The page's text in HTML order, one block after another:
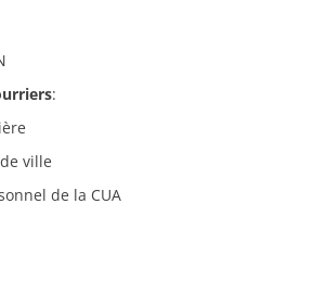
:
ville
de la CUA